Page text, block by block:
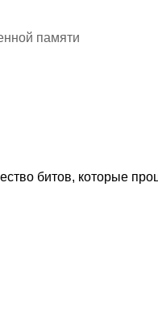
памяти
битов, которые